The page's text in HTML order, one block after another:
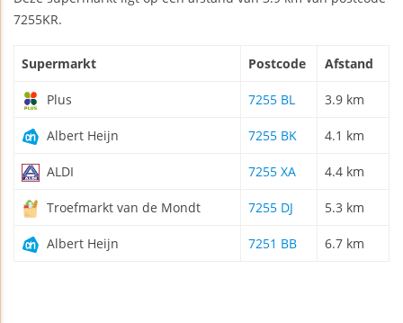
7255KR.
Supermarkt Postcode Afstand
Plus 7255 BL 3.9 km
Albert Heijn 7255 BK 4.1 km
ALDI 7255 XA 4.4 km
Troefmarkt van de Mondt 7255 DJ 5.3 km
Albert Heijn 7251 BB 6.7 km